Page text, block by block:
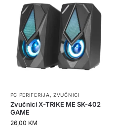
PC PERIFERIJA ,ZVUČNICI
Zvučnici X-TRIKE ME SK-402
GAME
26,00 KM